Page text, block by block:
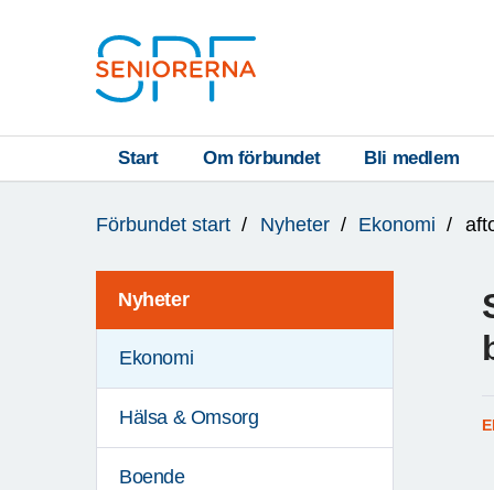
Start Om förbundet Bli medlem
är
Förbundet start Nyheter Ekonomi
Nyheter
Ekonomi
Hälsa & Omsorg
Boende